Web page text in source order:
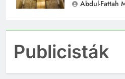
Publicisták